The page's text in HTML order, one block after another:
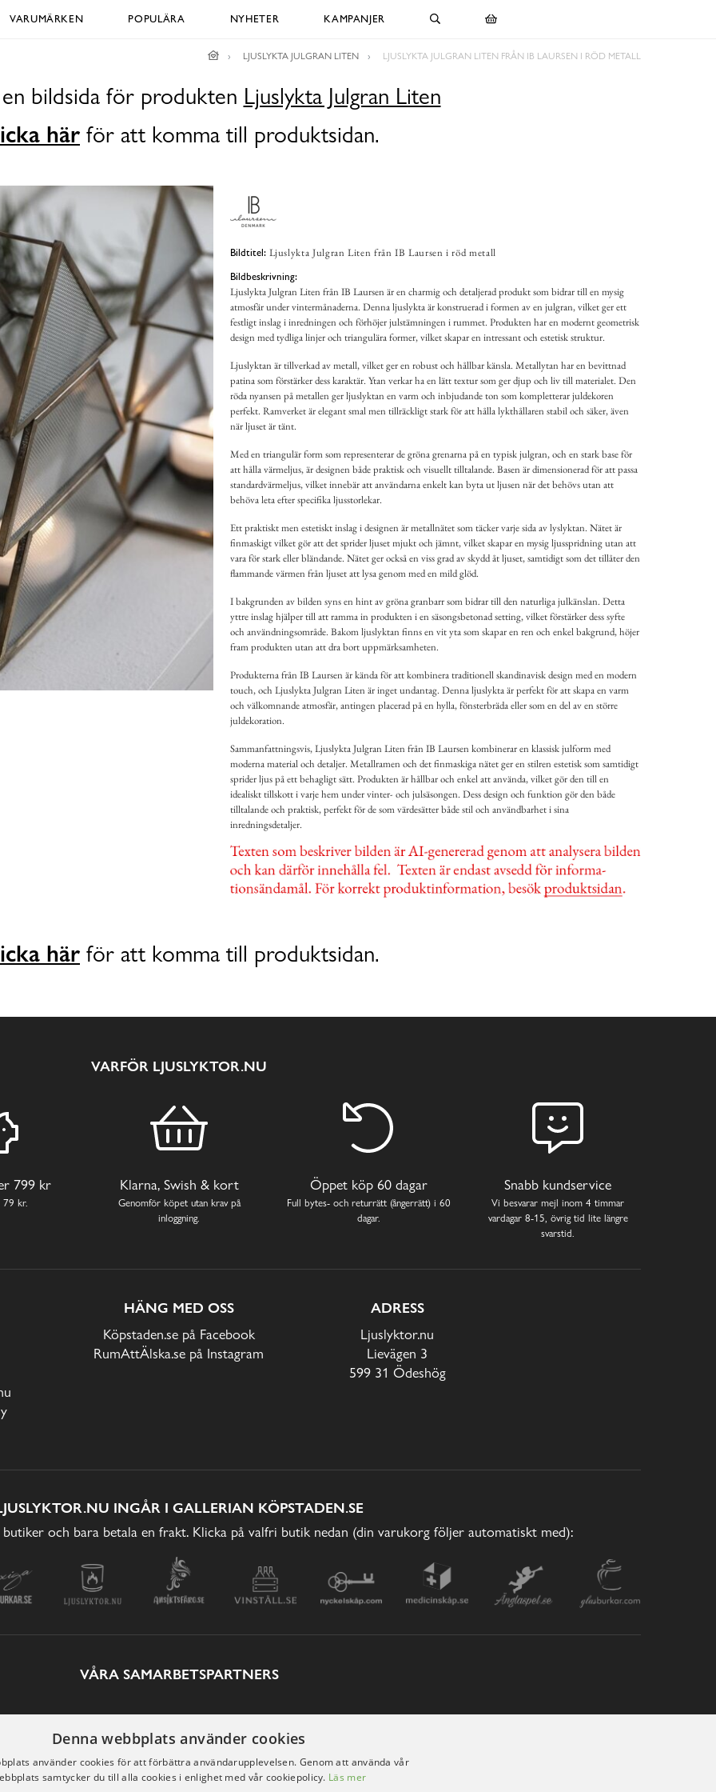
VARUMÄRKEN POPULÄRA NYHETER KAMPANJER
LJUSLYKTA JULGRAN LITEN LJUSLYKTA JULGRAN LITEN FRÅN IB LAURSEN I RÖD METALL
bildsida för produkten Ljuslykta Julgran Liten
här för att komma till produktsidan.
Bildtitel: Ljuslykta Julgran Liten från IB Laursen i röd metall
Bildbeskrivning:
Ljuslykta Julgran Liten från IB Laursen är en charmig och detaljerad produkt som bidrar till en mysig
atmosfär under vintermånaderna. Denna ljuslykta är konstruerad i formen av en julgran, vilket ger ett
festligt inslag i inredningen och förhöjer julstämningen i rummet. Produkten har en modernt geometrisk
design med tydliga linjer och triangulära former, vilket skapar en intressant och estetisk struktur.
Ljuslyktan är tillverkad av metall, vilket ger en robust och hållbar känsla. Metallytan har en bevittnad
patina som förstärker dess karaktär. Ytan verkar ha en lätt textur som ger djup och liv till materialet. Den
röda nyansen på metallen ger ljuslyktan en varm och inbjudande ton som kompletterar juldekoren
perfekt. Ramverket är elegant smal men tillräckligt stark för att hålla lykthållaren stabil och säker, även
när ljuset är tänt.
Med en triangulär form som representerar de gröna grenarna på en typisk julgran, och en stark base för
att hålla värmeljus, är designen både praktisk och visuellt tilltalande. Basen är dimensionerad för att passa
standardvärmeljus, vilket innebär att användarna enkelt kan byta ut ljusen när det behövs utan att
behöva leta efter specifika ljusstorlekar.
Ett praktiskt men estetiskt inslag i designen är metallnätet som täcker varje sida av lyslyktan. Nätet är
finmaskigt vilket gör att det sprider ljuset mjukt och jämnt, vilket skapar en mysig ljusspridning utan att
vara för stark eller bländande. Nätet ger också en viss grad av skydd åt ljuset, samtidigt som det tillåter den
flammande värmen från ljuset att lysa genom med en mild glöd.
I bakgrunden av bilden syns en hint av gröna granbarr som bidrar till den naturliga julkänslan. Detta
yttre inslag hjälper till att ramma in produkten i en säsongsbetonad setting, vilket förstärker dess syfte
och användningsområde. Bakom ljuslyktan finns en vit yta som skapar en ren och enkel bakgrund, höjer
fram produkten utan att dra bort uppmärksamheten.
Produkterna från IB Laursen är kända för att kombinera traditionell skandinavisk design med en modern
touch, och Ljuslykta Julgran Liten är inget undantag. Denna ljuslykta är perfekt för att skapa en varm
och välkomnande atmosfär, antingen placerad på en hylla, fönsterbräda eller som en del av en större
juldekoration.
Sammanfattningsvis, Ljuslykta Julgran Liten från IB Laursen kombinerar en klassisk julform med
moderna material och detaljer. Metallramen och det finmaskiga nätet ger en stilren estetisk som samtidigt
sprider ljus på ett behagligt sätt. Produkten är hållbar och enkel att använda, vilket gör den till en
idealiskt tillskott i varje hem under vinter- och julsäsongen. Dess design och funktion gör den både
tilltalande och praktisk, perfekt för de som värdesätter både stil och användbarhet i sina
inredningsdetaljer.
här för att komma till produktsidan.
VARFÖR LJUSLYKTOR.NU
799 kr
79 kr.
Klarna, Swish & kort
Genomför köpet utan krav på
inloggning.
Öppet köp 60 dagar
Full bytes- och returrätt (ångerrätt) i 60
dagar.
Snabb kundservice
Vi besvarar mejl inom 4 timmar
vardagar 8-15, övrig tid lite längre
svarstid.
HÄNG MED OSS
Köpstaden.se på Facebook
RumAttÄlska.se på Instagram
ADRESS
Ljuslyktor.nu
Lievägen 3
599 31 Ödeshög
INGÅR I GALLERIAN KÖPSTADEN.SE
och bara betala en frakt. Klicka på valfri butik nedan (din varukorg följer automatiskt med):
VÅRA SAMARBETSPARTNERS
Denna webbplats använder cookies
använder cookies för att förbättra användarupplevelsen. Genom att använda vår
samtycker du till alla cookies i enlighet med vår cookiepolicy. Läs mer